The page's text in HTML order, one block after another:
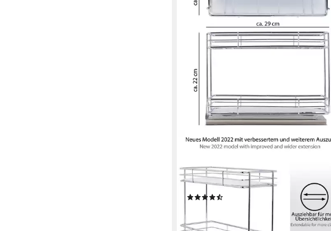
ONVAYA
Gewürzständer aus Edelstahl, Regal
Organizer
39,99 €
lieferbar - in 4-5 Werktagen bei dir